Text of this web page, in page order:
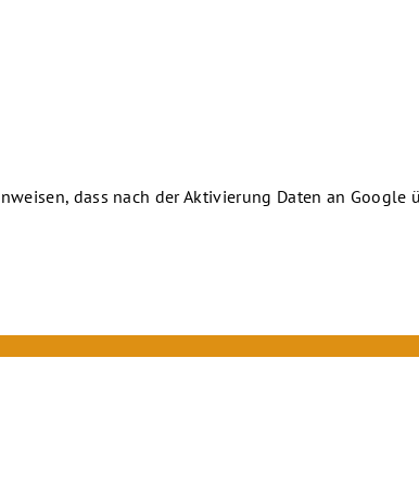
dass nach der Aktivierung Daten an Google